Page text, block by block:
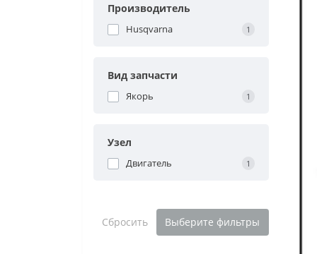
Производитель
Husqvarna 1
Вид запчасти
Якорь 1
Узел
Двигатель 1
Сбросить Выберите фильтры